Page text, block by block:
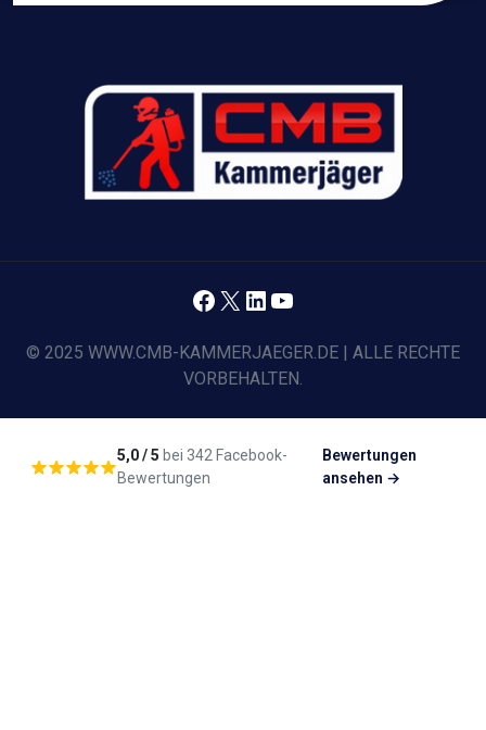
© 2025 WWW.CMB-KAMMERJAEGER.DE | ALLE RECHTE
VORBEHALTEN.
Facebook
X LinkedIn
YouTube
5,0 / 5 bei 342 Facebook-
Bewertungen
Bewertungen
ansehen →